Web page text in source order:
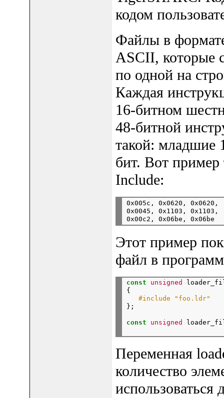
кодом
Файлы в
ASCII, которые
по одной на
Каждая
16-битном
48-битной
такой: младшие
бит. Вот пример
Include:
0x005c, 0x0620, 0x0620,
0x0045, 0x1103, 0x1103,
Этот пример
файл в
const unsigned
{
   #include "foo.ldr"
};
const unsigned
Переменная
количество
использоваться